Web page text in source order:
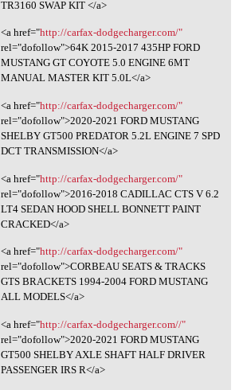
TR3160 SWAP KIT </a>
<a href="http://carfax-dodgecharger.com/"
rel="dofollow">64K 2015-2017 435HP FORD
MUSTANG GT COYOTE 5.0 ENGINE 6MT
MANUAL MASTER KIT 5.0L</a>
<a href="http://carfax-dodgecharger.com/"
rel="dofollow">2020-2021 FORD MUSTANG
SHELBY GT500 PREDATOR 5.2L ENGINE 7 SPD
DCT TRANSMISSION</a>
<a href="http://carfax-dodgecharger.com/"
rel="dofollow">2016-2018 CADILLAC CTS V 6.2
LT4 SEDAN HOOD SHELL BONNETT PAINT
CRACKED</a>
<a href="http://carfax-dodgecharger.com/"
rel="dofollow">CORBEAU SEATS & TRACKS
GTS BRACKETS 1994-2004 FORD MUSTANG
ALL MODELS</a>
<a href="http://carfax-dodgecharger.com//"
rel="dofollow">2020-2021 FORD MUSTANG
GT500 SHELBY AXLE SHAFT HALF DRIVER
PASSENGER IRS R</a>